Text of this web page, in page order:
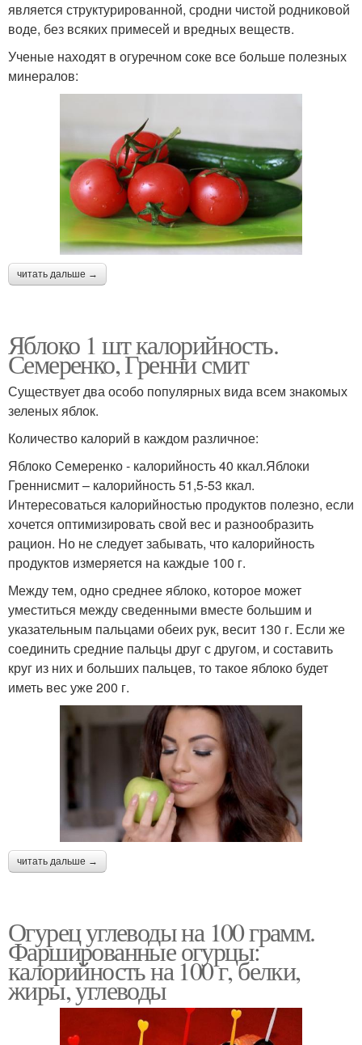
является структурированной, сродни чистой родниковой
воде, без всяких примесей и вредных веществ.
Ученые находят в огуречном соке все больше полезных
минералов:
читать дальше →
Яблоко 1 шт калорийность.
Семеренко, Гренни смит
Существует два особо популярных вида всем знакомых
зеленых яблок.
Количество калорий в каждом различное:
Яблоко Семеренко - калорийность 40 ккал.Яблоки
Греннисмит – калорийность 51,5-53 ккал.
Интересоваться калорийностью продуктов полезно, если
хочется оптимизировать свой вес и разнообразить
рацион. Но не следует забывать, что калорийность
продуктов измеряется на каждые 100 г.
Между тем, одно среднее яблоко, которое может
уместиться между сведенными вместе большим и
указательным пальцами обеих рук, весит 130 г. Если же
соединить средние пальцы друг с другом, и составить
круг из них и больших пальцев, то такое яблоко будет
иметь вес уже 200 г.
читать дальше →
Огурец углеводы на 100 грамм.
Фаршированные огурцы:
калорийность на 100 г, белки,
жиры, углеводы